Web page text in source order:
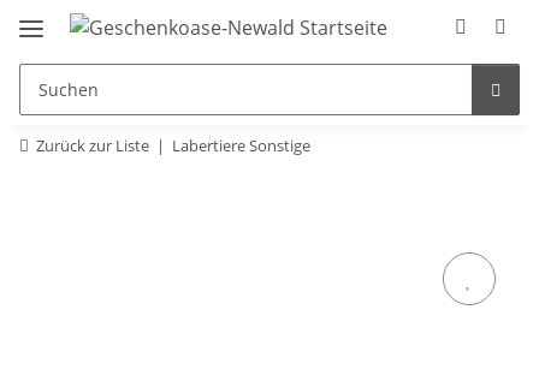
Zurück zur Liste Labertiere Sonstige